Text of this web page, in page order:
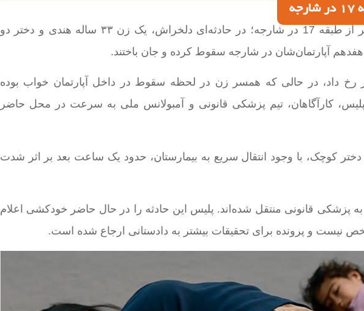
| سقوط مرگبار مادر و دختر از طبقه 17 در شارجه؛ در حادثه‌ای دلخراش، یک زن ۳۳ ساله هندی و دختر دو
آپارتمان‌شان در شارجه سقوط کرده و جان باختند.
ساعت ۴:۳۰ بعدازظهر رخ داد، در حالی که همسر زن در لحظه سقوط در داخل آپارتمان خواب بوده
کارآگاهان، تیم پزشکی قانونی و آمبولانس ملی به سرعت در محل حاضر
کوچک، با وجود انتقال سریع به بیمارستان، حدود یک ساعت بعد بر اثر شدت
پزشکی قانونی منتقل شده‌اند. پلیس این حادثه را در حال حاضر خودکشی اعلام
نیست و پرونده برای تحقیقات بیشتر به دادستانی ارجاع شده است.